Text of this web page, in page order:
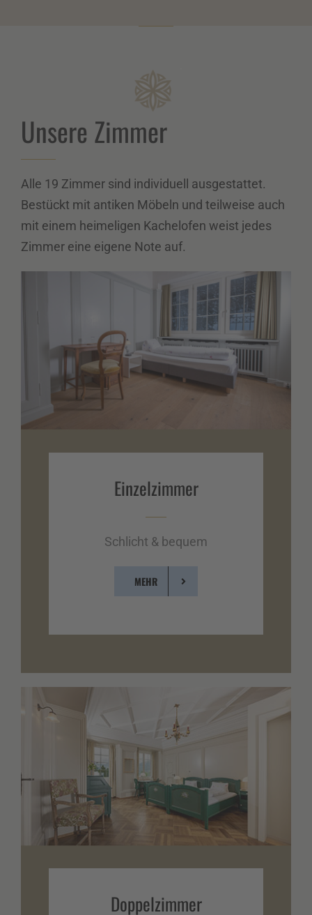
Unsere Zimmer
Alle 19 Zimmer sind individuell ausgestattet.
Bestückt mit antiken Möbeln und teilweise auch
mit einem heimeligen Kachelofen weist jedes
Zimmer eine eigene Note auf.
Einzel­zimmer
Schlicht & bequem
MEHR
Doppel­zimmer